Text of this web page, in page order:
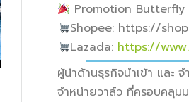
Promotion Butterfly
Shopee: https://
Lazada: https://
ผู้นำด้านธุรกิจนำเข้า และ
จำหน่ายวาล์ว ที่ครอบคลุม